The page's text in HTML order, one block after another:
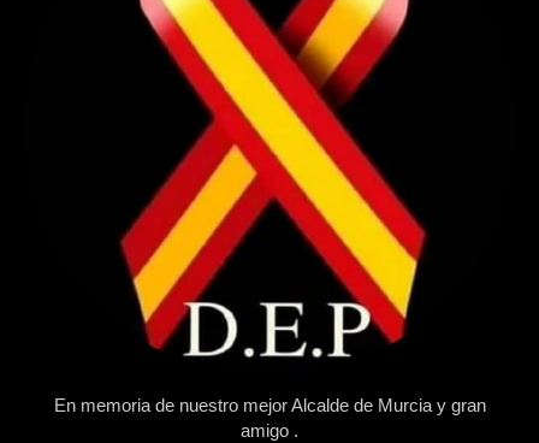
En memoria de nuestro mejor Alcalde de Murcia y gran
amigo .